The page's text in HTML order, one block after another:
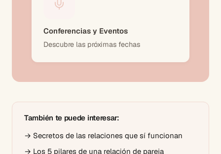
Conferencias y Eventos
Descubre las próximas fechas
También te puede interesar:
→ Secretos de las relaciones que sí funcionan
→ Los 5 pilares de una relación de pareja